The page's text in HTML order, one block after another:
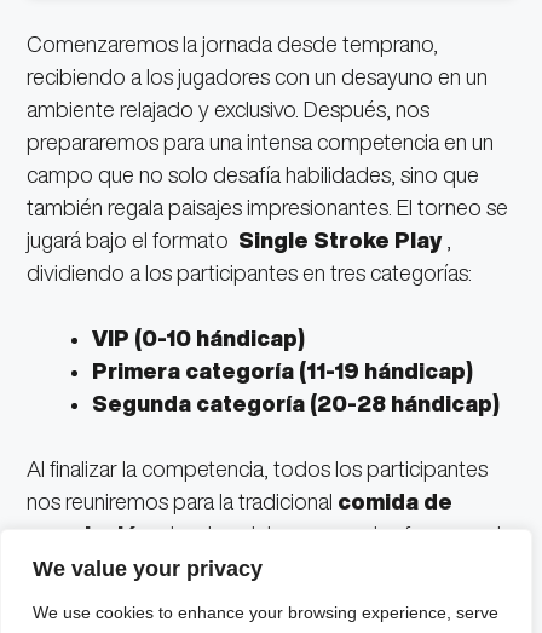
We value your privacy
We use cookies to enhance your browsing experience, serve
Comenzaremos la jornada desde temprano,
recibiendo a los jugadores con un desayuno en un
ambiente relajado y exclusivo. Después, nos
prepararemos para una intensa competencia en un
campo que no solo desafía habilidades, sino que
también regala paisajes impresionantes. El torneo se
jugará bajo el formato Single Stroke Play
dividiendo a los participantes en tres categorías:
VIP (0-10 hándicap)
Primera categoría (11-19 hándicap)
Segunda categoría (20-28 hándicap)
Al finalizar la competencia, todos los participantes
nos reuniremos para la tradicional comida de
premiación
, donde celebraremos el esfuerzo y el
talento de los mejores jugadores de cada categoría.